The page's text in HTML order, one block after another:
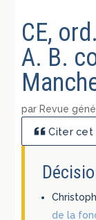
CE,
A. B.
par Revue
Citer cet
de la